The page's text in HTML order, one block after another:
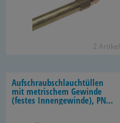
2 Ar­ti­kel
Auf­schraub­schlauch­tül­len
mit me­tri­schem Ge­win­de
(fes­tes In­nen­ge­win­de), PN